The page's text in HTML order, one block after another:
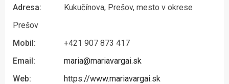
Adresa:
Kukučínova, Prešov, mesto v okrese
Prešov
Mobil:
+421 907 873 417
Email:
maria@mariavargai.sk
Web:
https://www.mariavargai.sk